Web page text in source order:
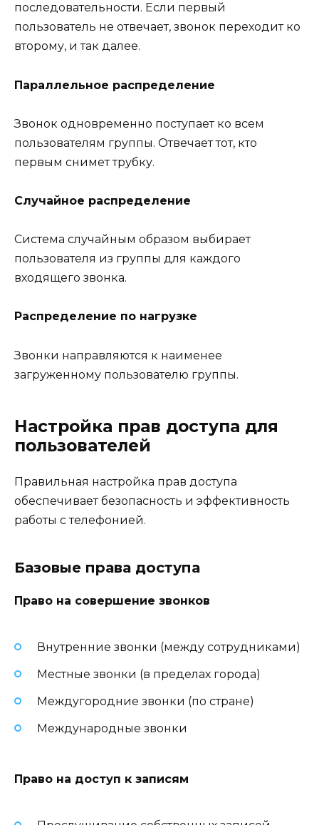
последовательности. Если первый
пользователь не отвечает, звонок переходит ко
второму, и так далее.
Параллельное распределение
Звонок одновременно поступает ко всем
пользователям группы. Отвечает тот, кто
первым снимет трубку.
Случайное распределение
Система случайным образом выбирает
пользователя из группы для каждого
входящего звонка.
Распределение по нагрузке
Звонки направляются к наименее
загруженному пользователю группы.
Настройка прав доступа для
пользователей
Правильная настройка прав доступа
обеспечивает безопасность и эффективность
работы с телефонией.
Базовые права доступа
Право на совершение звонков
Внутренние звонки (между сотрудниками)
Местные звонки (в пределах города)
Междугородние звонки (по стране)
Международные звонки
Право на доступ к записям